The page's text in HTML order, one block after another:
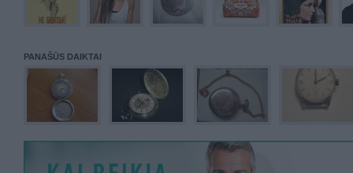
PANAŠŪS DAIKTAI